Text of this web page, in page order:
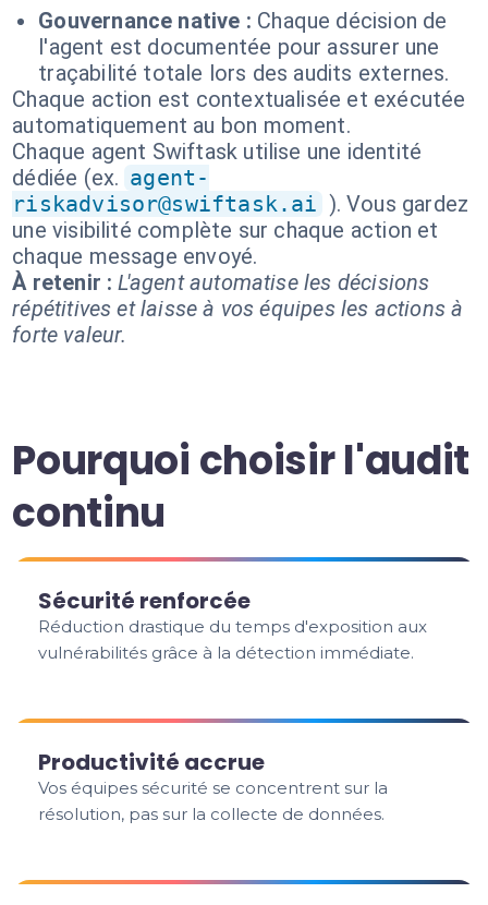
Gouvernance native : Chaque décision de
l'agent est documentée pour assurer une
traçabilité totale lors des audits externes.
Chaque action est contextualisée et exécutée
automatiquement au bon moment.
Chaque agent Swiftask utilise une identité
dédiée (ex. agent-
riskadvisor@swiftask.ai ). Vous gardez
une visibilité complète sur chaque action et
chaque message envoyé.
À retenir : L'agent automatise les décisions
répétitives et laisse à vos équipes les actions à
forte valeur.
Pourquoi choisir l'audit
continu
Sécurité renforcée
Réduction drastique du temps d'exposition aux
vulnérabilités grâce à la détection immédiate.
Productivité accrue
Vos équipes sécurité se concentrent sur la
résolution, pas sur la collecte de données.